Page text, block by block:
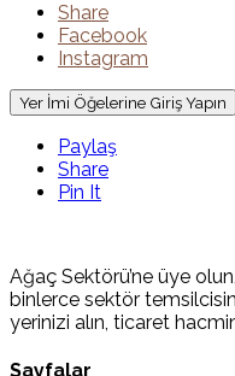
Share
Facebook
Instagram
Yer İmi Öğelerine Giriş Yapın
Paylaş
Share
Pin It
Ağaç Sektörü’ne üye
binlerce sektör
yerinizi alın, ticaret
Sayfalar